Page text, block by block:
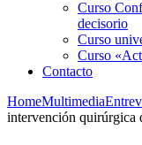
Curso
decisorio
Curso
Curso
Contacto
HomeMultimedia
intervención quirúrgica